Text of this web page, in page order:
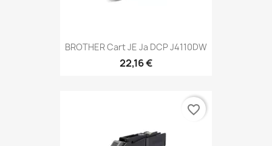
BROTHER Cart JE Ja DCP J4110DW
22,16 €
favorite_border